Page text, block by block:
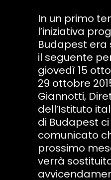
In un primo
l’iniziativa
Budapest
il seguente
giovedì 15
29 ottobre
Giannotti,
dell’Istituto
di Budapest
comunicato
prossimo
verrà